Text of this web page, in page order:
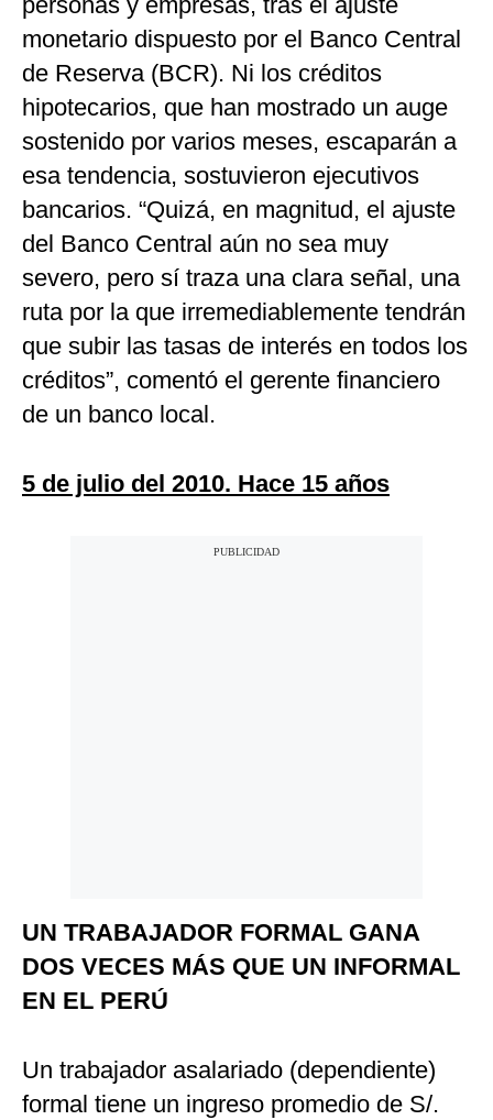
monetario dispuesto por el Banco Central
de Reserva (BCR). Ni los créditos
hipotecarios, que han mostrado un auge
sostenido por varios meses, escaparán a
esa tendencia, sostuvieron ejecutivos
bancarios. “Quizá, en magnitud, el ajuste
del Banco Central aún no sea muy
severo, pero sí traza una clara señal, una
ruta por la que irremediablemente tendrán
que subir las tasas de interés en todos los
créditos”, comentó el gerente financiero
de un banco local.
5 de julio del 2010. Hace 15 años
UN TRABAJADOR FORMAL GANA
DOS VECES MÁS QUE UN INFORMAL
EN EL PERÚ
Un trabajador asalariado (dependiente)
formal tiene un ingreso promedio de S/.